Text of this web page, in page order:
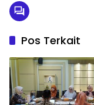
Pos Terkait